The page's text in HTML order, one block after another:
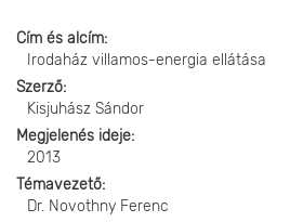
Cím és alcím
Irodaház villamos-energia ellátása
Szerző
Kisjuhász Sándor
Megjelenés ideje
2013
Témavezető
Dr. Novothny Ferenc